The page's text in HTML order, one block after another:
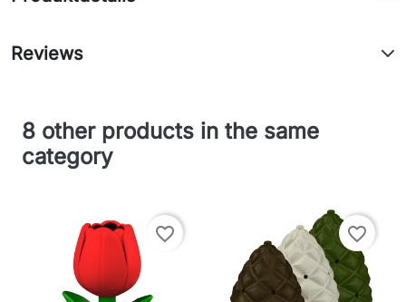
Reviews
8 other products in the same
category
favorite_border favorite_border